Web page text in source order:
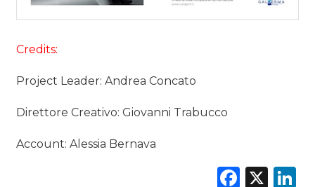
Credits:
Project Leader: Andrea Concato
Direttore Creativo: Giovanni Trabucco
Account: Alessia Bernava
X